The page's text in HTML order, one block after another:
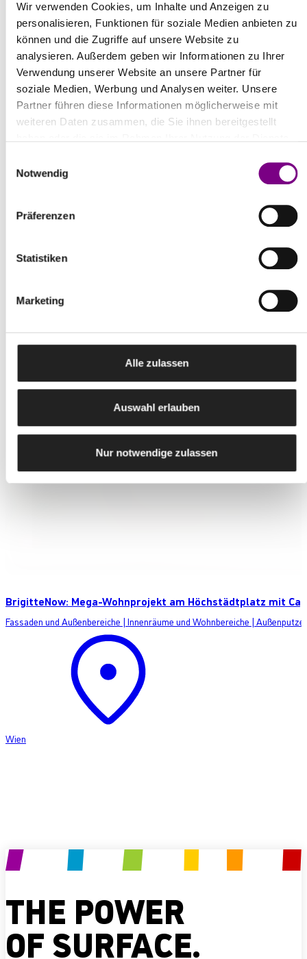
Wir verwenden Cookies, um Inhalte und Anzeigen zu
personalisieren, Funktionen für soziale Medien anbieten zu
können und die Zugriffe auf unsere Website zu
analysieren. Außerdem geben wir Informationen zu Ihrer
Verwendung unserer Website an unsere Partner für
soziale Medien, Werbung und Analysen weiter. Unsere
Partner führen diese Informationen möglicherweise mit
weiteren Daten zusammen, die Sie ihnen bereitgestellt
Notwendig
Präferenzen
Statistiken
Marketing
Alle zulassen
Auswahl erlauben
Nur notwendige zulassen
WEITERE PRODUKTE & ZUBEHÖR
UNSERE
BrigitteNow: Mega-Wohnprojekt am Höchstädtplatz mit
Fassaden und Außenbereiche | Innenräume und Wohnbereiche | Außenputze
Wien
THE POWER
OF SURFACE.